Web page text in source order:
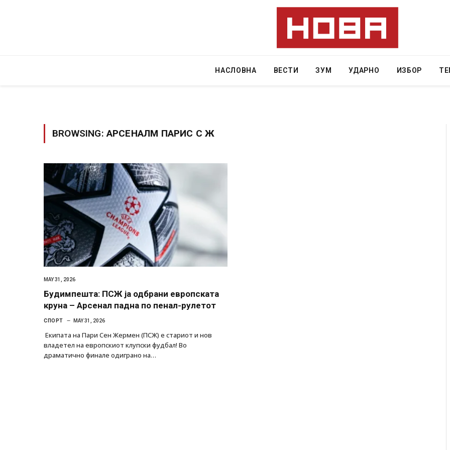
НАСЛОВНА ВЕСТИ ЗУМ УДАРНО ИЗБОР
BROWSING:АРСЕНАЛМ ПАРИС С Ж
MAY 31, 2026
Будимпешта: ПСЖ ја одбрани европската
круна – Арсенал падна по пенал-рулетот
СПОРТ MAY 31, 2026
Екипата на Пари Сен Жермен (ПСЖ) е стариот и нов
владетел на европскиот клупски фудбал! Во
драматично финале одиграно на…